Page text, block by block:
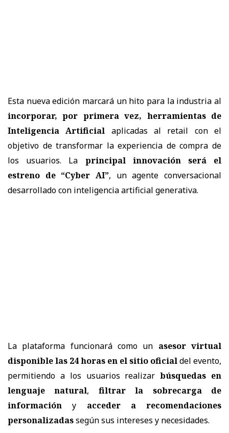
Esta nueva edición marcará un hito para la industria al
incorporar, por primera vez, herramientas de
Inteligencia Artificial aplicadas al retail con el
objetivo de transformar la experiencia de compra de
los usuarios. La principal innovación será el
estreno de “Cyber AI”, un agente conversacional
desarrollado con inteligencia artificial generativa.
La plataforma funcionará como un asesor virtual
disponible las 24 horas en el sitio oficialdel evento,
permitiendo a los usuarios realizarbúsquedas en
lenguaje natural, filtrar la sobrecarga de
información y acceder a recomendaciones
personalizadassegún sus intereses y necesidades.